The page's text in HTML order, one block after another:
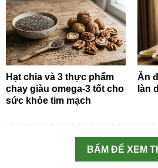
Hạt chia và 3 thực phẩm
chay giàu omega-3 tốt cho
sức khỏe tim mạch
Ăn
làn
BẤM ĐỂ XEM